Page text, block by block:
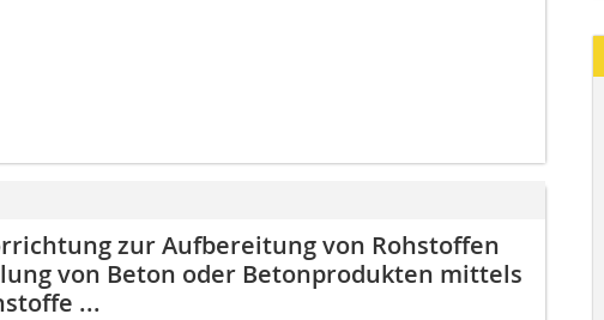
zur Aufbereitung von Rohstoffen
von Beton oder Betonprodukten mittels
...